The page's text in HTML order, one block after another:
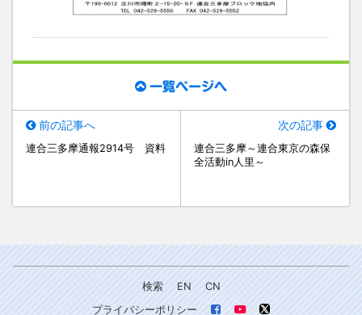
一覧ページへ
前の記事へ
連合三多摩通報2914号 資料
次の記事
連合三多摩～連合東京の森保
全活動in人里～
検索 EN
CN
プライバシーポリシー